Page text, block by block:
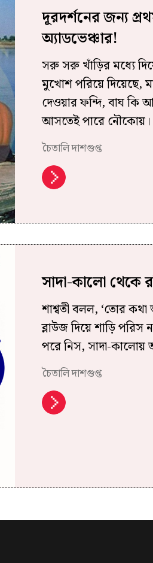
দূরদর্শনের জন্য
অ্যাডভেঞ্চার!
সরু সরু খাঁড়ির মধ্যে
মুখোশ পরিয়ে দিয়েছে,
দেওয়ার ফন্দি, বাঘ
আসতেই পারে নৌকোয়।
চৈতালি দাশগুপ্ত
সাদা-কালো থেকে
শাশ্বতী বলল, ‘তোর
ব্লাউজ দিয়ে শাড়ি
পরে নিস, সাদা-কালোয়
চৈতালি দাশগুপ্ত